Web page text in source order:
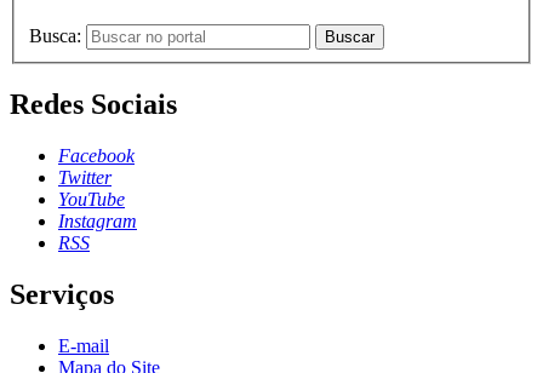
Busca: Buscar
Redes Sociais
Facebook
Twitter
YouTube
Instagram
RSS
Serviços
E-mail
Mapa do Site